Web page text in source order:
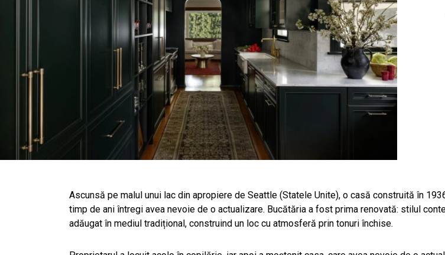
Ascunsă pe malul unui lac din apropiere de Seattle (Statele Unite), o casă construită în
timp de ani întregi avea nevoie de o actualizare. Bucătăria a fost prima renovată: stilul
adăugat în mediul tradițional, construind un loc cu atmosferă prin tonuri închise.